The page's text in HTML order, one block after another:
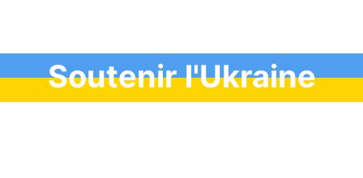
Soutenir l'Ukraine